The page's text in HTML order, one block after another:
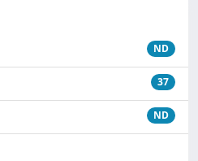
ND
37
ND